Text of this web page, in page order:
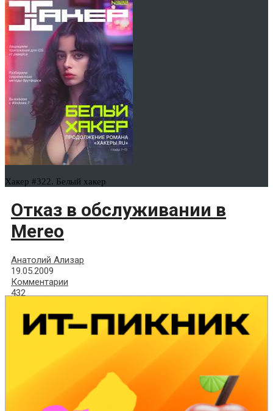
Хакер #322. Белый хакер
Отказ в обслуживании в
Mereo
Анатолий Ализар
19.05.2009
Комментарии
432